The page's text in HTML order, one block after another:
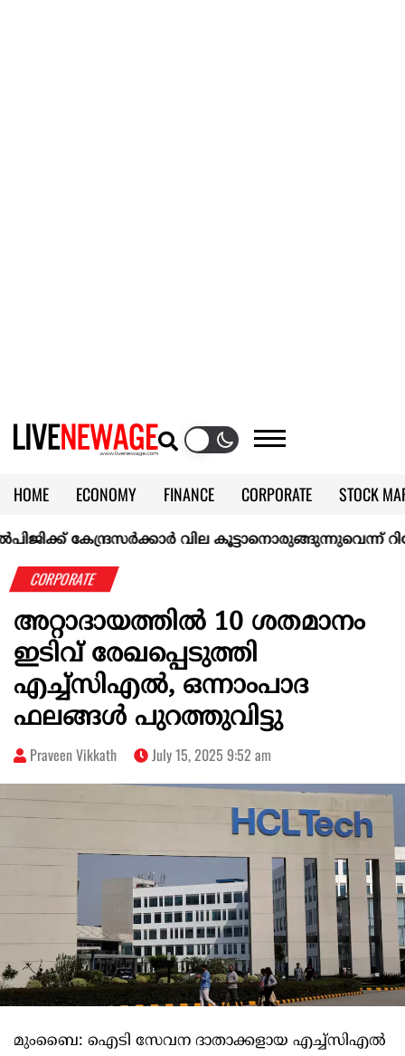
HOME ECONOMY FINANCE CORPORATE
STOCK
CALENDAR
KERALA @70
കേന്ദ്രസർക്കാർ വില കൂട്ടാനൊരുങ്ങുന്നുവെന്ന്
CORPORATE
അറ്റാദായത്തില്‍ 10 ശതമാനം
ഇടിവ് രേഖപ്പെടുത്തി
എച്ച്‌സിഎല്‍, ഒന്നാംപാദ
ഫലങ്ങള്‍ പുറത്തുവിട്ടു
Praveen Vikkath July 15, 2025 9:52 am
മുംബൈ: ഐടി സേവന ദാതാക്കളായ എച്ച്‌സിഎല്‍